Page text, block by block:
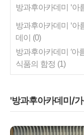
방과후아카데미 '아
방과후아카데미 '아
데이 (0)
방과후아카데미 ‘아
식품의 함정 (1)
'방과후아카데미/